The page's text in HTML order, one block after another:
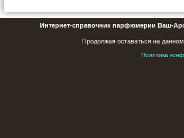
Интернет-справочник парфюмерии Ваш-
Продолжая оставаться на
Политика